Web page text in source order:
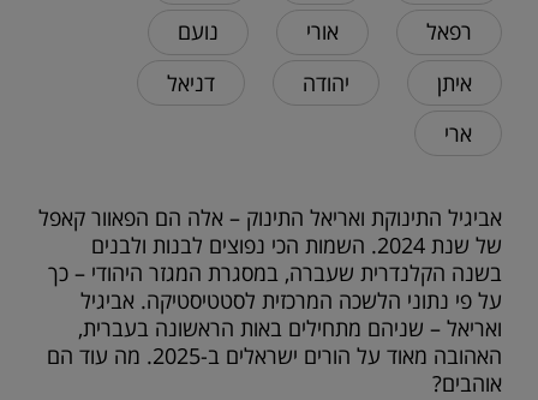
רפאל אורי
נועם
איתן
יהודה
דניאל
ארי
אביגיל התינוקת ואריאל התינוק – אלה הם הפאוור קאפל
של שנת 2024. השמות הכי נפוצים לבנות ולבנים
בשנה הקלנדרית שעברה, במסגרת המגזר היהודי – כך
על פי נתוני הלשכה המרכזית לסטטיסטיקה. אביגיל
ואריאל – שניהם מתחילים באות הראשונה בעברית,
האהובה מאוד על הורים ישראלים ב-2025. מה עוד הם
אוהבים?